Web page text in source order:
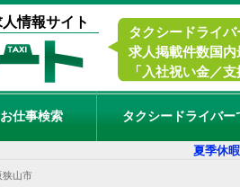
情報サイト
タクシードライバ
求人掲載件数国内
「入社祝い金／
お仕事検索 タクシードライバー
夏季休
狭山市